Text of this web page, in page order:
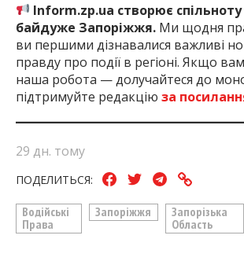
Inform.zp.ua створює
байдуже Запоріжжя. Ми щодня
ви першими дізнавалися важливі
правду про події в регіоні. Якщо
наша робота — долучайтеся до
підтримуйте редакцію за
29 дн. тому
ПОДЕЛИТЬСЯ:
Водійські
Права
Запоріжжя
Запорізька
Область